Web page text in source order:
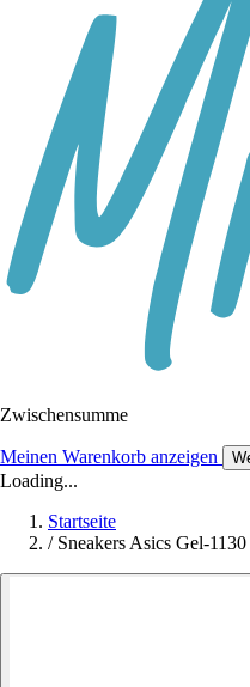
Zwischensumme
Meinen Warenkorb anzeigen
Loading...
Startseite
/ Sneakers Asics Gel-1130